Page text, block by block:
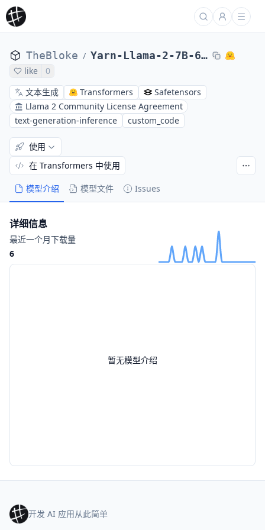
TheBloke / Yarn-Llama-2-7B-64K-AWQ
like
0
文本生成
Transformers
Safetensors
Llama 2 Community License Agreement
text-generation-inference
custom_code
模型介绍 模型文件 Issues
使用
在 Transformers 中使用
暂无模型介绍
详细信息
最近一个月下载量
6
开发 AI 应用从此简单